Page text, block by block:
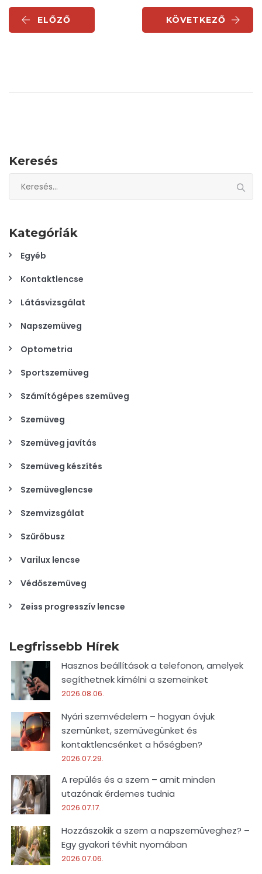
ELŐZŐ KÖVETKEZŐ
Keresés
Kategóriák
Egyéb
Kontaktlencse
Látásvizsgálat
Napszemüveg
Optometria
Sportszemüveg
Számítógépes szemüveg
Szemüveg
Szemüveg javítás
Szemüveg készítés
Szemüveglencse
Szemvizsgálat
Szűrőbusz
Varilux lencse
Védőszemüveg
Zeiss progresszív lencse
Legfrissebb Hírek
Hasznos beállítások a telefonon, amelyek
segíthetnek kímélni a szemeinket
2026.08.06.
Nyári szemvédelem – hogyan óvjuk
szemünket, szemüvegünket és
kontaktlencsénket a hőségben?
2026.07.29.
A repülés és a szem – amit minden
utazónak érdemes tudnia
2026.07.17.
Hozzászokik a szem a napszemüveghez? –
Egy gyakori tévhit nyomában
2026.07.06.